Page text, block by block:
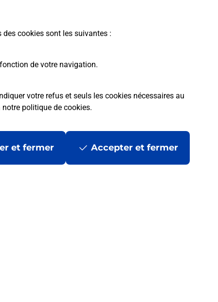
cookies sont les suivantes :
de votre navigation.
votre refus et seuls les cookies nécessaires au
notre politique de cookies.
et fermer Accepter et fermer
dans vos bureaux de Poste à CAUX (34720) !
En savoir plus